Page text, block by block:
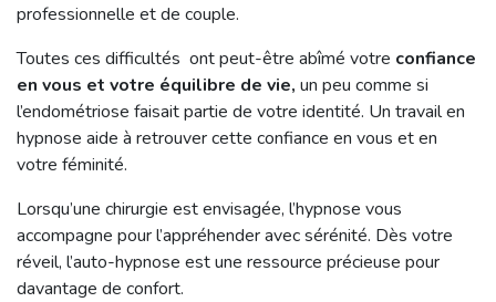
professionnelle et de couple.
Toutes ces difficultés ont peut-être abîmé votre confiance
en vous et votre équilibre de vie, un peu comme si
l’endométriose faisait partie de votre identité. Un travail en
hypnose aide à retrouver cette confiance en vous et en
votre féminité.
Lorsqu’une chirurgie est envisagée, l’hypnose vous
accompagne pour l’appréhender avec sérénité. Dès votre
réveil, l’auto-hypnose est une ressource précieuse pour
davantage de confort.